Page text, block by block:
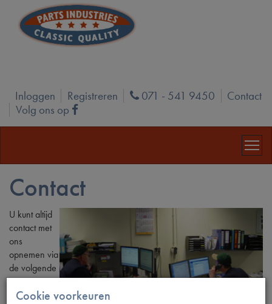
Inloggen Registreren Phone
071 - 541 9450
Contact
Volg ons op
Facebook
Contact
U kunt altijd
contact met
ons
opnemen via
de volgende
gegevens:
Cookie voorkeuren